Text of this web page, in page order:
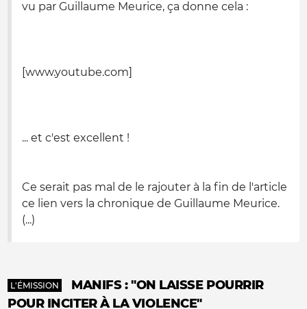
vu par Guillaume Meurice, ça donne cela :
[www.youtube.com]
... et c'est excellent !
Ce serait pas mal de le rajouter à la fin de l'article
ce lien vers la chronique de Guillaume Meurice.
(...)
L'ÉMISSION
MANIFS : "ON LAISSE POURRIR
POUR INCITER À LA VIOLENCE"